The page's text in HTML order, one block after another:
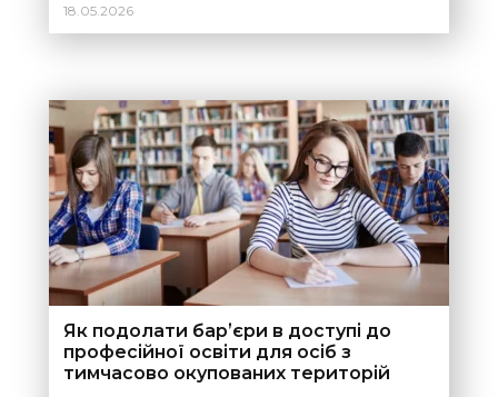
18.05.2026
Як подолати барʼєри в доступі до
професійної освіти для осіб з
тимчасово окупованих територій